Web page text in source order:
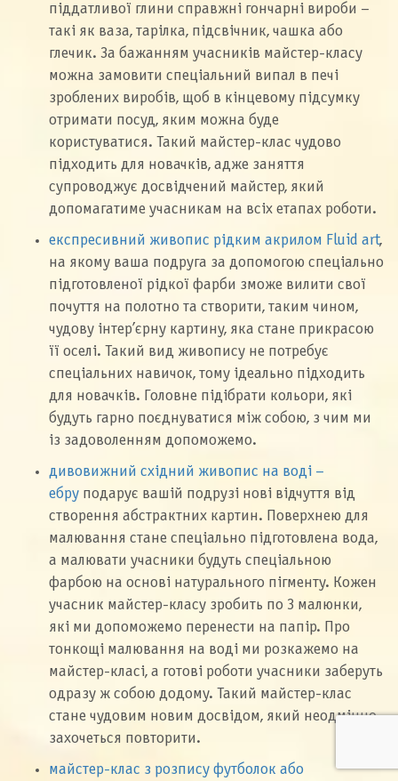
піддатливої глини справжні гончарні вироби –
такі як ваза, тарілка, підсвічник, чашка або
глечик. За бажанням учасників майстер-класу
можна замовити спеціальний випал в печі
зроблених виробів, щоб в кінцевому підсумку
отримати посуд, яким можна буде
користуватися. Такий майстер-клас чудово
підходить для новачків, адже заняття
супроводжує досвідчений майстер, який
допомагатиме учасникам на всіх етапах роботи.
експресивний живопис рідким акрилом Fluid art,
на якому ваша подруга за допомогою спеціально
підготовленої рідкої фарби зможе вилити свої
почуття на полотно та створити, таким чином,
чудову інтер’єрну картину, яка стане прикрасою
її оселі. Такий вид живопису не потребує
спеціальних навичок, тому ідеально підходить
для новачків. Головне підібрати кольори, які
будуть гарно поєднуватися між собою, з чим ми
із задоволенням допоможемо.
дивовижний східний живопис на воді –
ебру подарує вашій подрузі нові відчуття від
створення абстрактних картин. Поверхнею для
малювання стане спеціально підготовлена вода,
а малювати учасники будуть спеціальною
фарбою на основі натурального пігменту. Кожен
учасник майстер-класу зробить по 3 малюнки,
які ми допоможемо перенести на папір. Про
тонкощі малювання на воді ми розкажемо на
майстер-класі, а готові роботи учасники заберуть
одразу ж собою додому. Такий майстер-клас
стане чудовим новим досвідом, який неодмінно
захочеться повторити.
майстер-клас з розпису футболок або